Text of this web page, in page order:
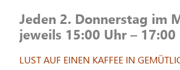
Jeden 2. Donnerstag im
jeweils 15:00 Uhr – 17:00
LUST AUF EINEN KAFFEE IN